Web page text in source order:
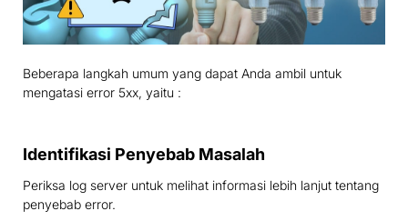
Beberapa langkah umum yang dapat Anda ambil untuk
mengatasi error 5xx, yaitu :
Identifikasi Penyebab Masalah
Periksa log server untuk melihat informasi lebih lanjut tentang
penyebab error.